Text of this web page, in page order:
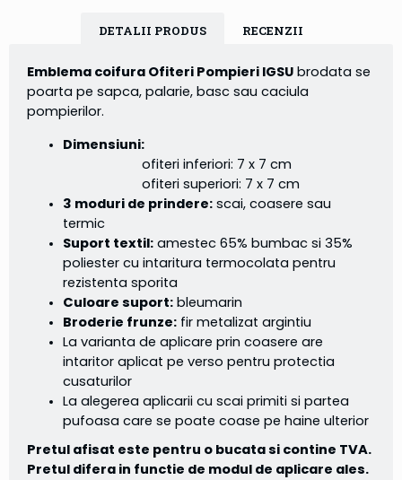
DETALII PRODUS RECENZII
Emblema coifura Ofiteri Pompieri IGSU brodata se
poarta pe sapca, palarie, basc sau caciula
pompierilor.
Dimensiuni:
ofiteri inferiori: 7 x 7 cm
ofiteri superiori: 7 x 7 cm
3 moduri de prindere: scai, coasere sau
termic
Suport textil: amestec 65% bumbac si 35%
poliester cu intaritura termocolata pentru
rezistenta sporita
Culoare suport: bleumarin
Broderie frunze: fir metalizat argintiu
La varianta de aplicare prin coasere are
intaritor aplicat pe verso pentru protectia
cusaturilor
La alegerea aplicarii cu scai primiti si partea
pufoasa care se poate coase pe haine ulterior
Pretul afisat este pentru o bucata si contine TVA.
Pretul difera in functie de modul de aplicare ales.